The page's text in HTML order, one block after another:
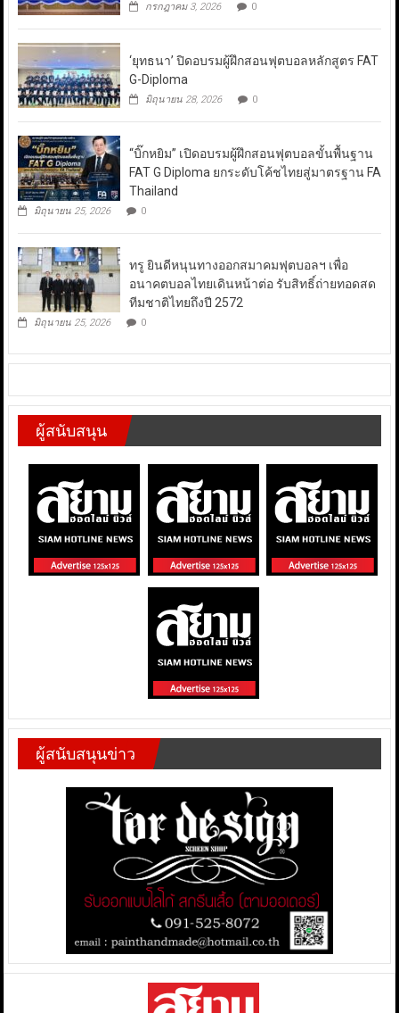
กรกฎาคม 3, 2026 0
‘ยุทธนา’ ปิดอบรมผู้ฝึกสอนฟุตบอลหลักสูตร FAT
G-Diploma
มิถุนายน 28, 2026 0
“บิ๊กหยิม” เปิดอบรมผู้ฝึกสอนฟุตบอลขั้นพื้นฐาน
FAT G Diploma ยกระดับโค้ชไทยสู่มาตรฐาน FA
Thailand
มิถุนายน 25, 2026 0
ทรู ยินดีหนุนทางออกสมาคมฟุตบอลฯ เพื่อ
อนาคตบอลไทยเดินหน้าต่อ รับสิทธิ์ถ่ายทอดสด
ทีมชาติไทยถึงปี 2572
มิถุนายน 25, 2026 0
ผู้สนับสนุน
ผู้สนับสนุนข่าว